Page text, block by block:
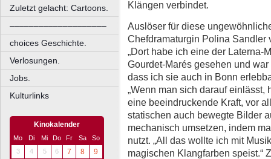
Zuletzt gelacht: Cartoons.
––––––––––––––––––––
choices Geschichte.
Verlosungen.
Jobs.
Kulturlinks
Kinokalender
Mo Di Mi Do Fr Sa
So
3
4 5 6 7 8
9
Klängen verbindet.
Auslöser für diese
Chefdramaturgin Polina Sandler
„Dort habe ich eine der
Gourdet-Marés gesehen und
dass ich sie auch in Bonn
„Wenn man sich darauf
eine beeindruckende Kraft, vor
statischen auch bewegte Bilder
mechanisch umsetzen, indem
nutzt. „All das wollte ich mit
magischen Klangfarben speist.“